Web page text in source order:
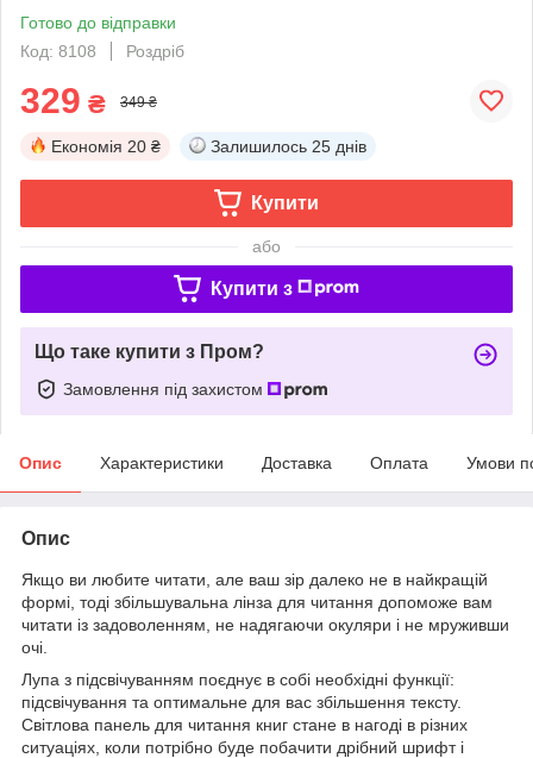
Готово до відправки
Код: 8108
Роздріб
329 ₴ 349 ₴
Економія 20 ₴ Залишилось 25 днів
Купити
або
Купити з
Що таке купити з Пром?
Замовлення під захистом
Опис Характеристики Доставка Оплата Умови
Опис
Якщо ви любите читати, але ваш зір далеко не в найкращій
формі, тоді збільшувальна лінза для читання допоможе вам
читати із задоволенням, не надягаючи окуляри і не мруживши
очі.
Лупа з підсвічуванням поєднує в собі необхідні функції:
підсвічування та оптимальне для вас збільшення тексту.
Світлова панель для читання книг стане в нагоді в різних
ситуаціях, коли потрібно буде побачити дрібний шрифт і